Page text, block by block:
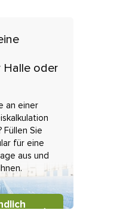
Halle oder
an einer
Füllen Sie
für eine
aus und